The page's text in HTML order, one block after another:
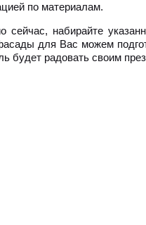
по материалам.
сейчас, набирайте
для Вас можем
будет радовать своим